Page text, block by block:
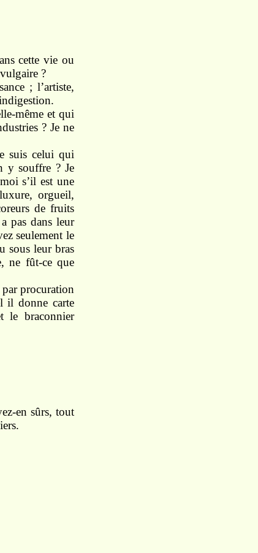
cette vie ou
?
; l’artiste,
même et qui
? Je ne
suis celui qui
y souffre ? Je
s’il est une
orgueil,
de fruits
pas dans leur
seulement le
sous leur bras
ne fût-ce que
par procuration
il donne carte
le braconnier
en sûrs, tout